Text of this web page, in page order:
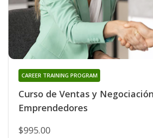
Curso de Ventas y
Emprendedores
CAREER TRAINING PROGRAM
$995.00